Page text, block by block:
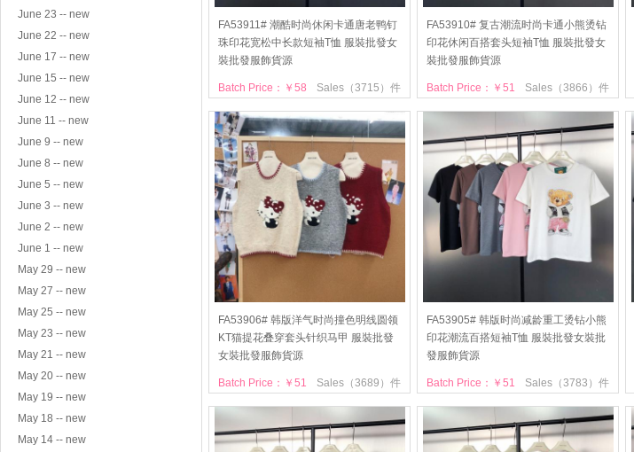
June 23 -- new
June 22 -- new
June 17 -- new
June 15 -- new
June 12 -- new
June 11 -- new
June 9 -- new
June 8 -- new
June 5 -- new
June 3 -- new
June 2 -- new
June 1 -- new
May 29 -- new
May 27 -- new
May 25 -- new
May 23 -- new
May 21 -- new
May 20 -- new
May 19 -- new
May 18 -- new
May 14 -- new
FA53911# 潮酷时尚休闲卡通唐老鸭钉
珠印花宽松中长款短袖T恤 服裝批發女
裝批發服飾貨源
Sales（3715）件
Batch Price：￥58
FA53910# 复古潮流时尚卡通小熊烫钻
印花休闲百搭套头短袖T恤 服裝批發女
裝批發服飾貨源
Sales（3866）件
Batch Price：￥51
FA53906# 韩版洋气时尚撞色明线圆领
KT猫提花叠穿套头针织马甲 服裝批發
女裝批發服飾貨源
Sales（3689）件
Batch Price：￥51
FA53905# 韩版时尚减龄重工烫钻小熊
印花潮流百搭短袖T恤 服裝批發女裝批
發服飾貨源
Sales（3783）件
Batch Price：￥51